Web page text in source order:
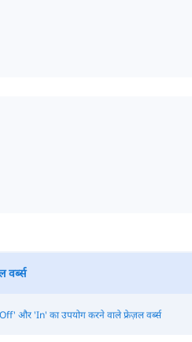
वर्ब्स
और 'In' का उपयोग करने वाले फ्रेज़ल वर्ब्स